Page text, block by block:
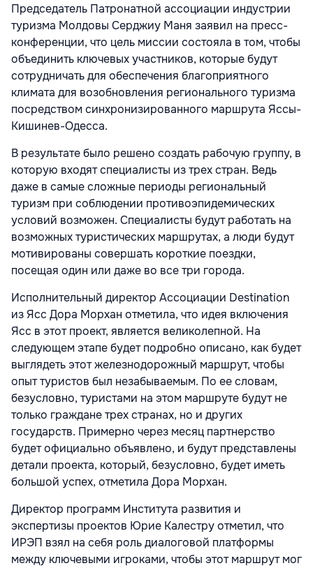
Председатель Патронатной ассоциации индустрии
туризма Молдовы Серджиу Маня заявил на пресс-
конференции, что цель миссии состояла в том, чтобы
объединить ключевых участников, которые будут
сотрудничать для обеспечения благоприятного
климата для возобновления регионального туризма
посредством синхронизированного маршрута Яссы-
Кишинев-Одесса.
В результате было решено создать рабочую группу, в
которую входят специалисты из трех стран. Ведь
даже в самые сложные периоды региональный
туризм при соблюдении противоэпидемических
условий возможен. Специалисты будут работать на
возможных туристических маршрутах, а люди будут
мотивированы совершать короткие поездки,
посещая один или даже во все три города.
Исполнительный директор Ассоциации Destination
из Ясс Дора Морхан отметила, что идея включения
Ясс в этот проект, является великолепной. На
следующем этапе будет подробно описано, как будет
выглядеть этот железнодорожный маршрут, чтобы
опыт туристов был незабываемым. По ее словам,
безусловно, туристами на этом маршруте будут не
только граждане трех странах, но и других
государств. Примерно через месяц партнерство
будет официально объявлено, и будут представлены
детали проекта, который, безусловно, будет иметь
большой успех, отметила Дора Морхан.
Директор программ Института развития и
экспертизы проектов Юрие Калестру отметил, что
ИРЭП взял на себя роль диалоговой платформы
между ключевыми игроками, чтобы этот маршрут мог